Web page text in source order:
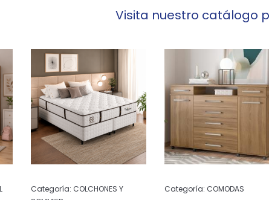
Visita nuestro catálogo
Categoría: COLCHONES Y
Categoría: COMODAS